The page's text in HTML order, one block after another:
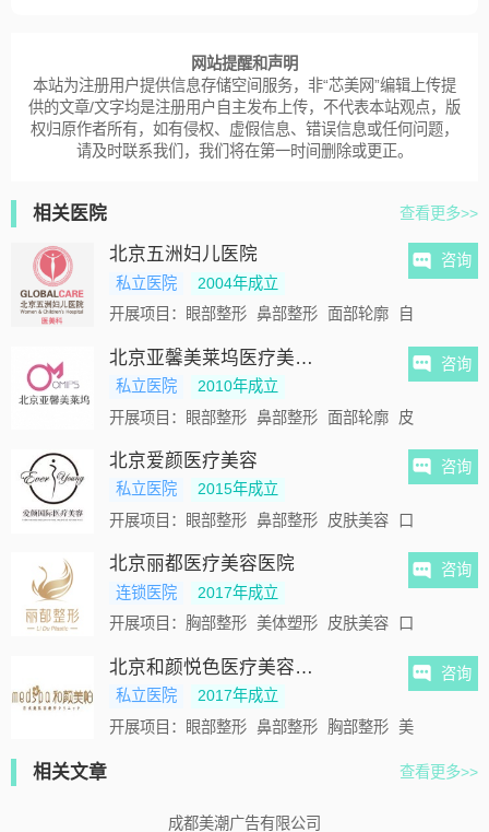
网站提醒和声明
本站为注册用户提供信息存储空间服务，非“芯美网”编辑上传提
供的文章/文字均是注册用户自主发布上传，不代表本站观点，版
权归原作者所有，如有侵权、虚假信息、错误信息或任何问题，
请及时联系我们，我们将在第一时间删除或更正。
相关医院 查看更多>>
北京五洲妇儿医院
私立医院
2004年成立
开展项目：
眼部整形 鼻部整形 面部轮廓 自体脂肪
咨询
北京亚馨美莱坞医疗美容门诊部
私立医院
2010年成立
开展项目：
眼部整形 鼻部整形 面部轮廓 皮肤美容
咨询
北京爱颜医疗美容
私立医院
2015年成立
开展项目：
眼部整形 鼻部整形 皮肤美容 口腔种植
咨询
北京丽都医疗美容医院
连锁医院
2017年成立
开展项目： 胸部整形 美体塑形 皮肤美容 口腔种植
咨询
北京和颜悦色医疗美容诊所
私立医院
2017年成立
开展项目：
眼部整形 鼻部整形 胸部整形 美体塑形
咨询
相关文章 查看更多>>
成都美潮广告有限公司